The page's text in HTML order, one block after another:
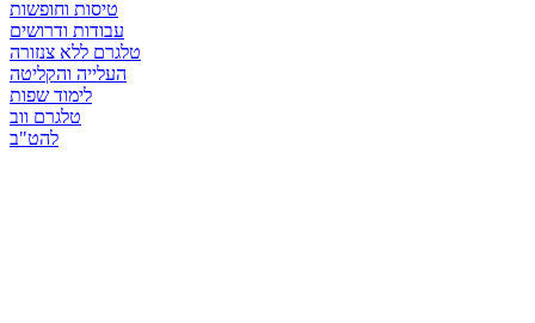
טיסות וחופשות
עבודות ודרושים
טלגרם ללא צנזורה
העלייה והקליטה
לימוד שפות
טלגרם ווב
להט"ב